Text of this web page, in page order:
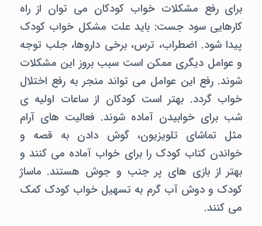
برای رفع مشکلات خواب کودکان می توان از راه
کارهایی سود جست: باید علت مشکل خواب کودک
پیدا شود. اضطراب، ترس، برخی داروها، جلب توجه
و عوامل دیگری ممکن است سبب بروز این مشکلات
شوند. رفع این عوامل می تواند منجر به رفع اختلال
خواب گردد. بهتر است کودکان از ساعات اولیه ی
شب برای خوابیدن آماده شوند. فعالیت های آرام
مثل تماشای تلویزیون، گوش دادن به قصه و
خواندن کتاب کودک را برای خواب آماده می کنند و
بهتر از بازی های پر جنب و جوش هستند. ماساژ
کودک و دوش آب گرم به تسهیل خواب کودک کمک
می کنند.